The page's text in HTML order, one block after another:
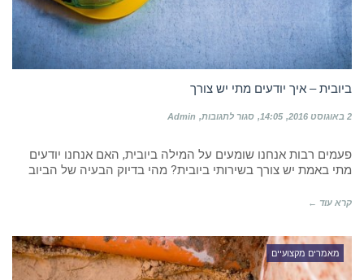
ביובית – איך יודעים מתי יש צורך
2 באוגוסט 2016 14:05 סגור לתגובות על
איך
יודעים
Admin
פעמים רבות אנחנו שומעים על המילה ביובית, האם אנחנו יודעים
מתי באמת יש צורך בשירותי ביובית? מהי בדיוק הבעיה של הביוב
קרא עוד ←
מאמרים מקצועיים